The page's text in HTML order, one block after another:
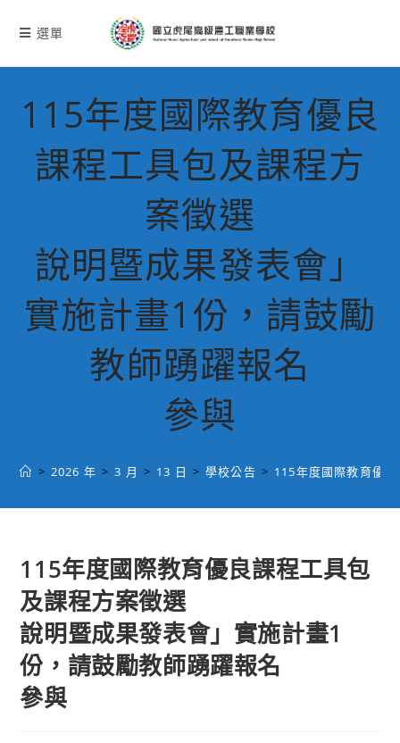
選單
115年度國際教育優良
課程工具包及課程方
案徵選
說明暨成果發表會」
實施計畫1份，請鼓勵
教師踴躍報名
參與
> 2026 年 > 3 月 > 13 日 > 學校公告 > 115年度國際教育優
115年度國際教育優良課程工具包
及課程方案徵選
說明暨成果發表會」實施計畫1
份，請鼓勵教師踴躍報名
參與